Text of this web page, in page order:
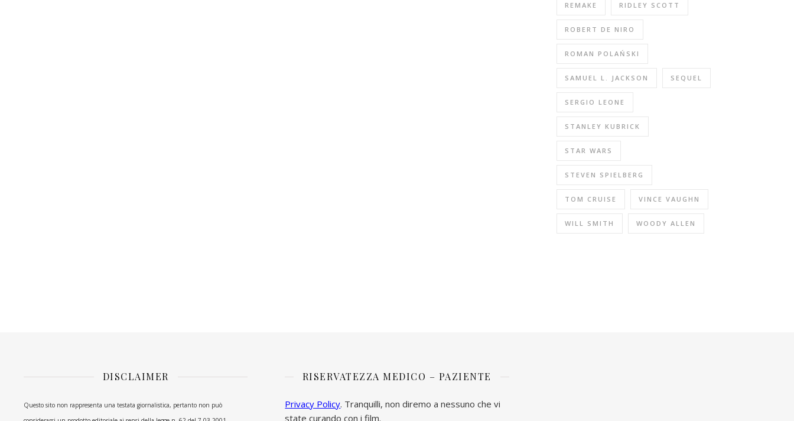
REMAKE RIDLEY SCOTT
ROBERT DE NIRO
ROMAN POLAŃSKI
SAMUEL L. JACKSON SEQUEL
SERGIO LEONE
STANLEY KUBRICK
STAR WARS
STEVEN SPIELBERG
TOM CRUISE VINCE VAUGHN
WILL SMITH WOODY ALLEN
DISCLAIMER
Questo sito non rappresenta una testata giornalistica, pertanto non può
RISERVATEZZA MEDICO – PAZIENTE
Privacy Policy. Tranquilli, non diremo a nessuno che vi
state curando con i film.